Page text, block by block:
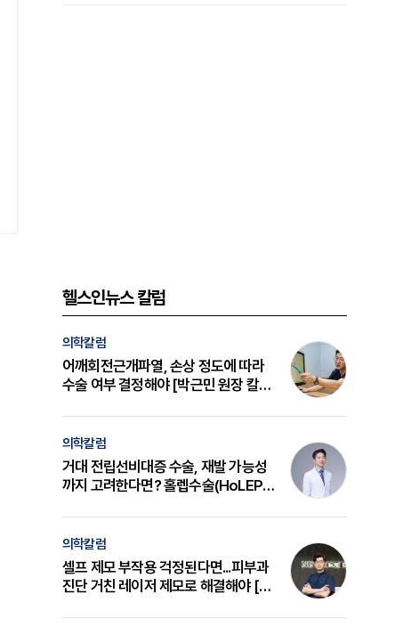
헬스인뉴스 칼럼
의학칼럼
어깨회전근개파열, 손상 정도에 따라
수술 여부 결정해야 [박근민 원장 칼
의학칼럼
거대 전립선비대증 수술, 재발 가능성
까지 고려한다면? 홀렙수술(HoLEP)
의학칼럼
셀프 제모 부작용 걱정된다면...피부과
진단 거친 레이저 제모로 해결해야 [변